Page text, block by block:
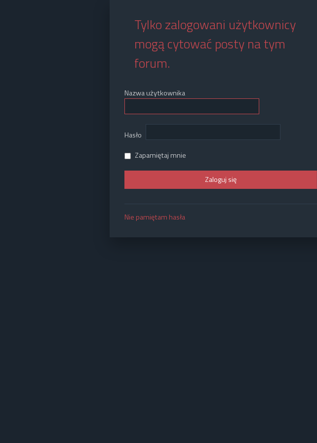
Tylko zalogowani użytkownicy
mogą cytować posty na tym
forum.
Nazwa użytkownika
Hasło
Zapamiętaj mnie
Nie pamiętam hasła